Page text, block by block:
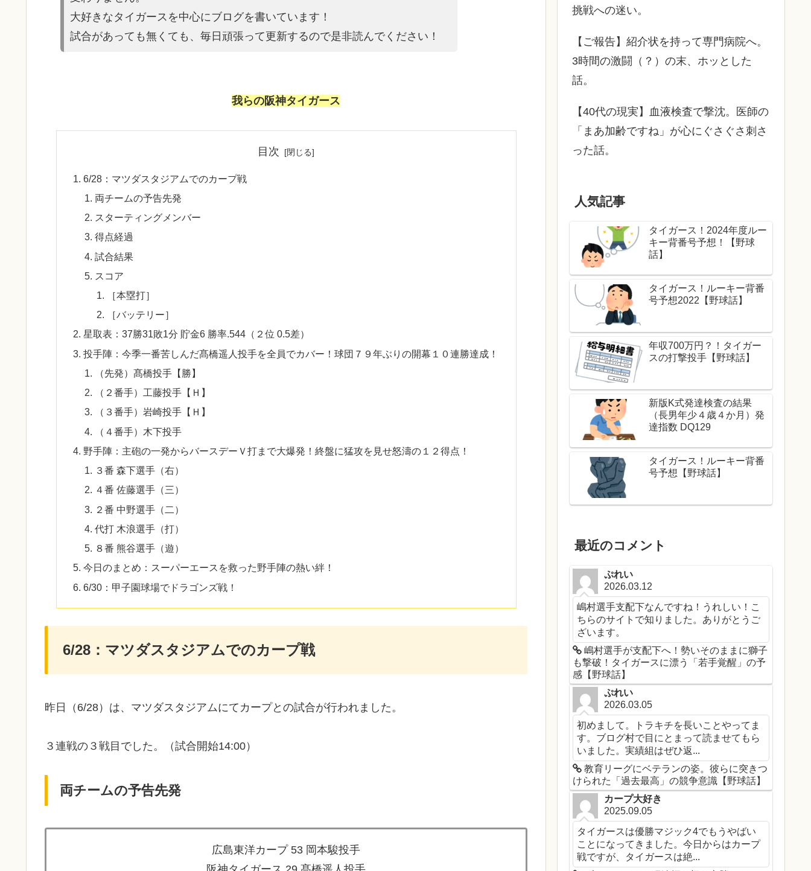
大好きなタイガースを中心にブログを書いています！
試合があっても無くても、毎日頑張って更新するので是非読んでください！
我らの阪神タイガース
目次
6/28：マツダスタジアムでのカープ戦
両チームの予告先発
スターティングメンバー
得点経過
試合結果
スコア
［本塁打］
［バッテリー］
星取表：37勝31敗1分 貯金6 勝率.544（２位 0.5差）
投手陣：今季一番苦しんだ髙橋遥人投手を全員でカバー！球団７９年ぶりの開幕１０連勝達成！
​​（先発）髙橋投手【勝】
​（２番手）工藤投手【Ｈ】
（３番手）岩崎投手【Ｈ】
（４番手）木下投手
野手陣：主砲の一発からバースデーＶ打まで大爆発！終盤に猛攻を見せ怒濤の１２得点！
３番 森下選手（右）
４番 佐藤選手（三）
２番 中野選手（二）
代打 木浪選手（打）
８番 熊谷選手（遊）
今日のまとめ：スーパーエースを救った野手陣の熱い絆！
6/30：甲子園球場でドラゴンズ戦！
6/28：マツダスタジアムでのカープ戦
昨日（6/28）は、マツダスタジアムにてカープとの試合が行われました。
３連戦の３戦目でした。（試合開始14:00）
両チームの予告先発
広島東洋カープ 53 岡本駿投手
挑戦への迷い。
​【ご報告】紹介状を持って専門病院へ。
3時間の激闘（？）の末、ホッとした
話。
【40代の現実】血液検査で撃沈。医師の
「まあ加齢ですね」が心にぐさぐさ刺さ
った話。
人気記事
タイガース！2024年度ルー
キー背番号予想！【野球
話】
タイガース！ルーキー背番
号予想2022【野球話】
年収700万円？！タイガー
スの打撃投手【野球話】
新版K式発達検査の結果
（長男年少４歳４か月）発
達指数 DQ129
タイガース！ルーキー背番
号予想【野球話】
最近のコメント
ぷれい
2026.03.12
嶋村選手支配下なんですね！うれしい！こ
ちらのサイトで知りました。ありがとうご
ざいます。
嶋村選手が支配下へ！勢いそのままに獅子
も撃破！タイガースに漂う「若手覚醒」の予
感【野球話】
ぷれい
2026.03.05
初めまして。トラキチを長いことやってま
す。ブログ村で目にとまって読ませてもら
いました。実績組はぜひ返...
教育リーグにベテランの姿。彼らに突きつ
けられた「過去最高」の競争意識【野球話】
カープ大好き
2025.09.05
タイガースは優勝マジック4でもうやばい
ことになってきました。今日からはカープ
戦ですが、タイガースは絶...